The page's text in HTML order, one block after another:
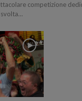
competizione
svolta…